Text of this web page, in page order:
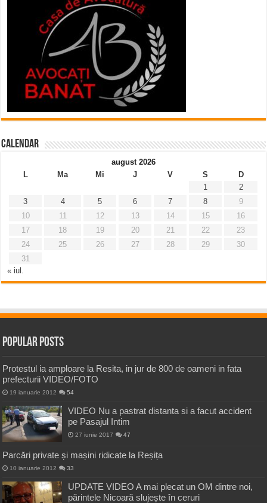
Calendar
august 2026
L
Ma Mi J V S
D
1
2
3
4 5 6 7 8
9
10
11 12 13 14 15
16
17
18 19 20 21 22
23
24
25 26 27 28 29
30
31
« iul.
Popular Posts
Protestul ia amploare la Resita, in jur de 800 de oameni in fata
prefecturii VIDEO/FOTO
19 ianuarie 2012 54
VIDEO Nu a pastrat distanta si a facut accident
pe Pasajul Intim
27 iunie 2017 47
Parcări private și mașini ridicate la Reșița
10 ianuarie 2012 33
UPDATE VIDEO A mai plecat un OM dintre noi,
părintele Nicoară slujește în ceruri